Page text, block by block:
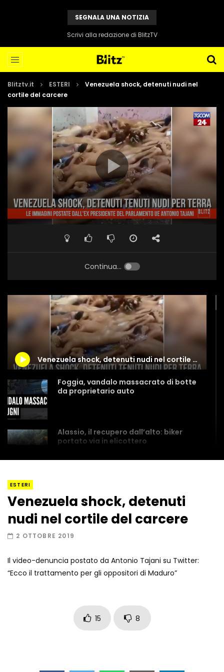
SEGNALA UNA NOTIZIA
Scrivi alla redazione di BlitzTV
Blitztv.it ESTERI
Venezuela shock, detenuti nudi nel
cortile del carcere
Continua...
Venezuela shock, detenuti nudi nel cortile del carcere
Foggia, vandalo massacrato di botte
da proprietario auto
Alassio, il recupero dall’alto: biker
portato via in elicottero
Un metro di neve in poche ore a Prato
Nevoso
Lucca, blitz della Finanza nello studio
ESTERI
Venezuela shock, detenuti
nudi nel cortile del carcere
2 OTTOBRE 2019
Il video-denuncia postato da Antonio Tajani su Twitter:
“Ecco il trattamento per gli oppositori di Maduro”
15 8